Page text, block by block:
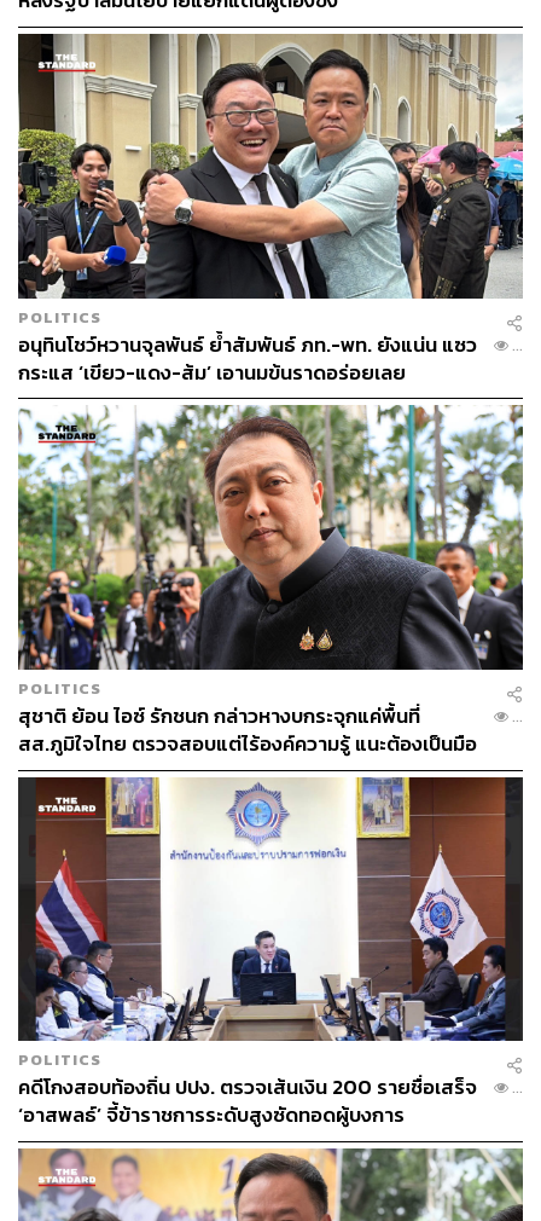
POLITICS
อนุทินโชว์หวานจุลพันธ์ ย้ำสัมพันธ์ ภท.-พท. ยังแน่น แซว
กระแส ‘เขียว-แดง-ส้ม’ เอานมข้นราดอร่อยเลย
...
POLITICS
สุชาติ ย้อน ไอซ์ รักชนก กล่าวหางบกระจุกแค่พื้นที่
สส.ภูมิใจไทย ตรวจสอบแต่ไร้องค์ความรู้ แนะต้องเป็นมือ
อาชีพกว่านี้
...
POLITICS
คดีโกงสอบท้องถิ่น ปปง. ตรวจเส้นเงิน 200 รายชื่อเสร็จ
‘อาสพลธ์’ จี้ข้าราชการระดับสูงซัดทอดผู้บงการ
...